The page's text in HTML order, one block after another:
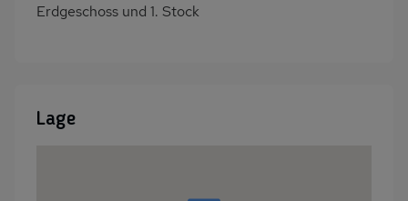
Erdgeschoss und 1. Stock
Lage